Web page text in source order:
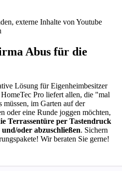
externe Inhalte von Youtube
Abus für die
Lösung für Eigenheimbesitzer
Pro liefert allen, die "mal
im Garten auf der
oder eine Runde joggen möchten,
Terrassentüre per Tastendruck
oder abzuschließen. Sichern
Wir beraten Sie gerne!